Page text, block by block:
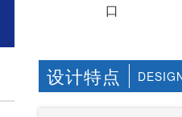
口
设计特点